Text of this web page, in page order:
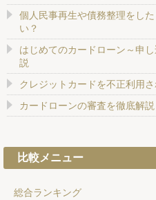
個人民事再生や債務整理をし
い？
はじめてのカードローン～申
説
クレジットカードを不正利用
カードローンの審査を徹底解説
比較メニュー
総合ランキング